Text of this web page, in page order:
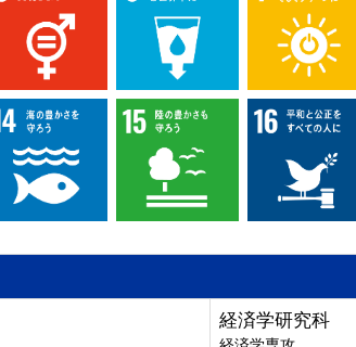
経済学研究科